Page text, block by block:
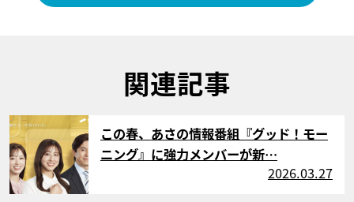
関連記事
サムネイル
この春、あさの情報番組『グッド！モー
ニング』に強力メンバーが新…
2026.03.27